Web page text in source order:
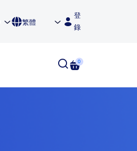
繁體
登
錄
0